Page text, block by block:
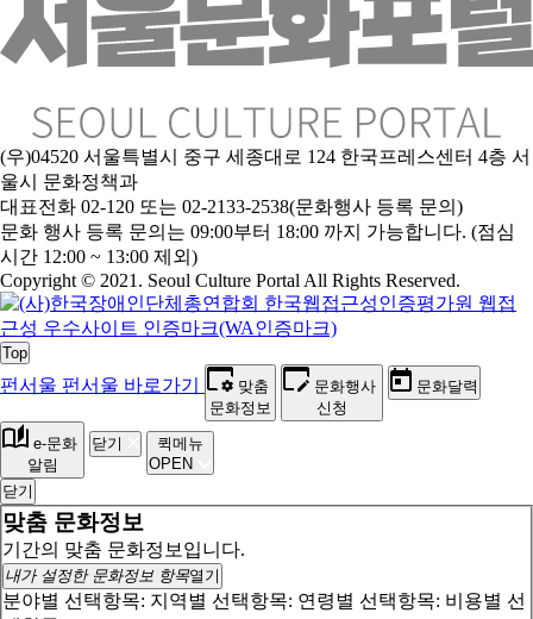
(우)04520 서울특별시 중구 세종대로 124 한국프레스센터 4층 서
울시 문화정책과
대표전화 02-120 또는 02-2133-2538(문화행사 등록 문의)
문화 행사 등록 문의는 09:00부터 18:00 까지 가능합니다. (점심
시간 12:00 ~ 13:00 제외)
Copyright © 2021. Seoul Culture Portal All Rights Reserved.
Top
펀서울 펀서울 바로가기
맞춤
문화정보
문화행사
신청
문화달력
e-문화
알림
닫기
퀵메뉴
OPEN
닫기
맞춤 문화정보
기간의 맞춤 문화정보입니다.
내가 설정한 문화정보 항목열기
분야별 선택항목: 지역별 선택항목: 연령별 선택항목: 비용별 선